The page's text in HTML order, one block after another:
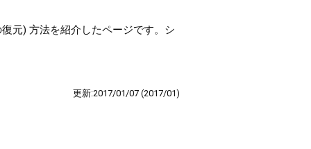
元) 方法を紹介したページです。シ
更新:2017/01/07 (2017/01)